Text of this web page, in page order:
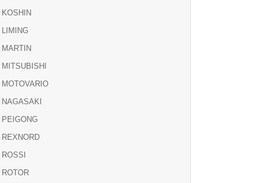
KOSHIN
LIMING
MARTIN
MITSUBISHI
MOTOVARIO
NAGASAKI
PEIGONG
REXNORD
ROSSI
ROTOR